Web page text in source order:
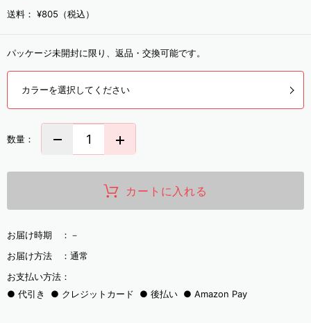
送料： ¥805（税込）
パッケージ未開封に限り、返品・交換可能です。
カラーを選択してください
数量：
カートに入れる
お届け時期 ： －
お届け方法 ： 通常
お支払い方法：
代引き
クレジットカード 後払い Amazon Pay